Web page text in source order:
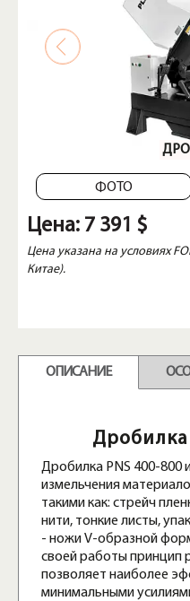
ФОТО
Цена: 7 391 $
Цена указана на условиях
Китае).
ОПИСАНИЕ
Дробилка
Дробилка PNS 400-800
измельчения
такими как: стрейч
нити, тонкие листы,
- ножи V-образной
своей работы принцип
позволяет наиболее
минимальными